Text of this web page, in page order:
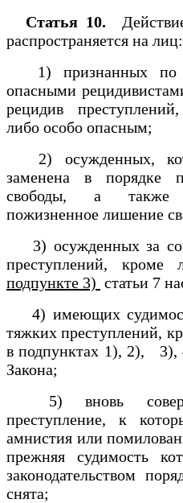
Статья 10.
распространяется на
1) признанных по
опасными
рецидив
либо особо опасным;
2) осужденных,
заменена в порядке
свободы, а также
пожизненное лишение
3) осужденных за
преступлений, кроме
подпункте 3) статьи 7
4) имеющих
тяжких преступлений,
в подпунктах 1), 2), 3),
Закона;
5) вновь
преступление, к
амнистия или
прежняя судимость
законодательством
снята;